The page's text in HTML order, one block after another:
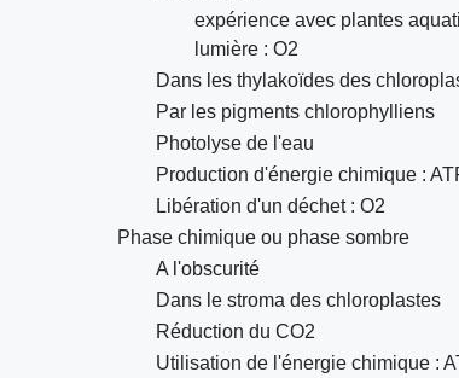
expérience avec plantes
lumière : O2
Dans les thylakoïdes des
Par les pigments chlorophylliens
Photolyse de l'eau
Production d'énergie chimique :
Libération d'un déchet : O2
Phase chimique ou phase sombre
A l'obscurité
Dans le stroma des chloroplastes
Réduction du CO2
Utilisation de l'énergie chimique :